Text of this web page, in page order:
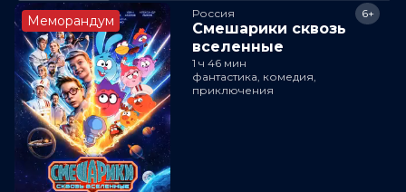
Меморандум Россия
Смешарики сквозь
вселенные
6+
1 ч 46 мин
фантастика, комедия,
приключения